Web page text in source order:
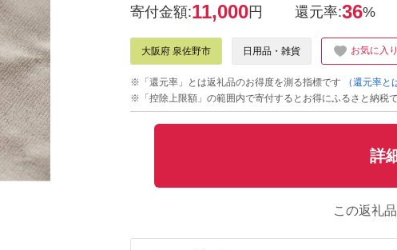
寄付金額:11,000円 還元率:36%
大阪府 泉佐野市 日用品・雑貨 お気に入り
※「還元率」とは返礼品のお得度を測る指標です
（還元率と
※「控除上限額」の範囲内で寄付するとお得にふるさと納税
詳
この返礼